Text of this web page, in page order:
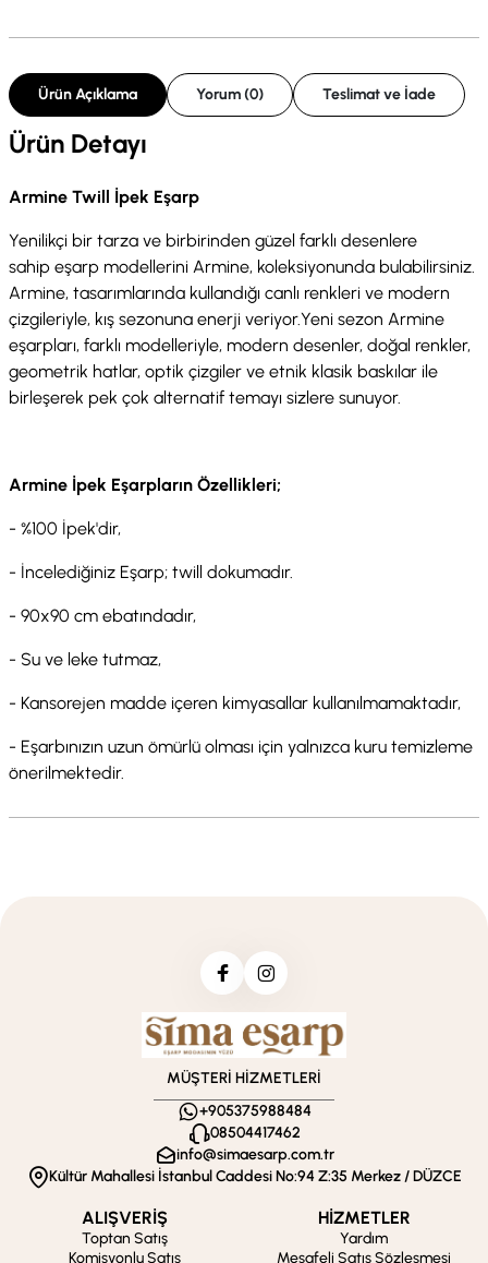
Ürün Açıklama Yorum (0) Teslimat ve İade
Ürün Detayı
Armine Twill İpek Eşarp
Yenilikçi bir tarza ve birbirinden güzel farklı desenlere
sahip eşarp modellerini Armine, koleksiyonunda bulabilirsiniz.
Armine, tasarımlarında kullandığı canlı renkleri ve modern
çizgileriyle, kış sezonuna enerji veriyor.Yeni sezon Armine
eşarpları, farklı modelleriyle, modern desenler, doğal renkler,
geometrik hatlar, optik çizgiler ve etnik klasik baskılar ile
birleşerek pek çok alternatif temayı sizlere sunuyor.
Armine İpek Eşarpların Özellikleri;
- %100 İpek'dir,
- İncelediğiniz Eşarp; twill dokumadır.
- 90x90 cm ebatındadır,
- Su ve leke tutmaz,
- Kansorejen madde içeren kimyasallar kullanılmamaktadır,
- Eşarbınızın uzun ömürlü olması için yalnızca kuru temizleme
önerilmektedir.
MÜŞTERİ HİZMETLERİ
+905375988484
08504417462
info@simaesarp.com.tr
Kültür Mahallesi İstanbul Caddesi No:94 Z:35 Merkez / DÜZCE
ALIŞVERİŞ
Toptan Satış
Komisyonlu Satış
HİZMETLER
Yardım
Mesafeli Satış Sözleşmesi